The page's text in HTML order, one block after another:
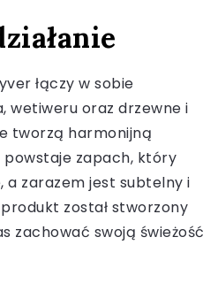
łączy w sobie
wetiweru oraz drzewne i
tworzą harmonijną
zapach, który
a zarazem jest subtelny i
został stworzony
zachować swoją świeżość